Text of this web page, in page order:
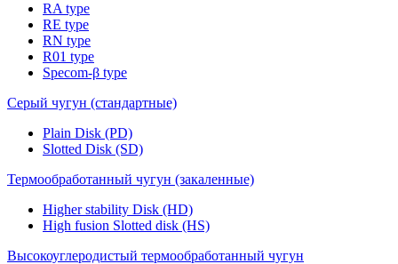
RA type
RE type
RN type
R01 type
Specom-β type
Серый чугун (стандартные)
Plain Disk (PD)
Slotted Disk (SD)
Термообработанный чугун (закаленные)
Higher stability Disk (HD)
High fusion Slotted disk (HS)
Высокоуглеродистый термообработанный чугун